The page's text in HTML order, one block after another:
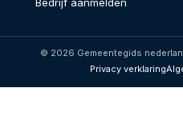
© 2026 Gemeentegids
Privacy verklaring